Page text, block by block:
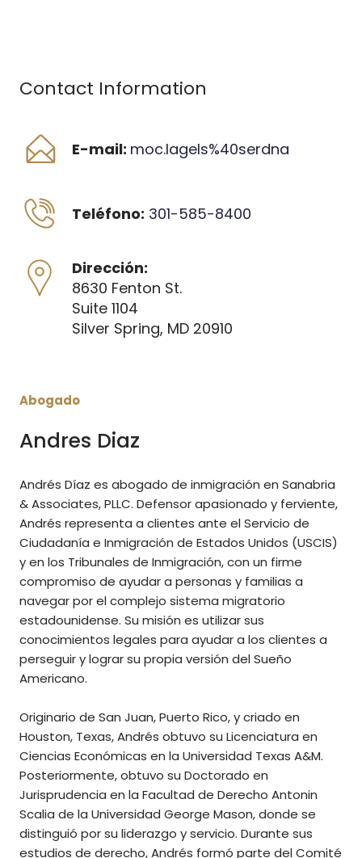
Contact Information
E-mail: moc.lagels%40serdna
Teléfono: 301-585-8400
Dirección:
8630 Fenton St.
Suite 1104
Silver Spring, MD 20910
Abogado
Andres Diaz
Andrés Díaz es abogado de inmigración en Sanabria
& Associates, PLLC. Defensor apasionado y ferviente,
Andrés representa a clientes ante el Servicio de
Ciudadanía e Inmigración de Estados Unidos (USCIS)
y en los Tribunales de Inmigración, con un firme
compromiso de ayudar a personas y familias a
navegar por el complejo sistema migratorio
estadounidense. Su misión es utilizar sus
conocimientos legales para ayudar a los clientes a
perseguir y lograr su propia versión del Sueño
Americano.
Originario de San Juan, Puerto Rico, y criado en
Houston, Texas, Andrés obtuvo su Licenciatura en
Ciencias Económicas en la Universidad Texas A&M.
Posteriormente, obtuvo su Doctorado en
Jurisprudencia en la Facultad de Derecho Antonin
Scalia de la Universidad George Mason, donde se
distinguió por su liderazgo y servicio. Durante sus
estudios de derecho, Andrés formó parte del Comité